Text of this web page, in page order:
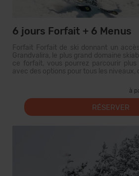
6 jours Forfait + 6 Menus
Forfait Forfait de ski donnant un
Grandvalira, le plus grand domaine
ce forfait, vous pourrez parcourir
avec des options pour tous les niveaux,
à
RÉSERVER